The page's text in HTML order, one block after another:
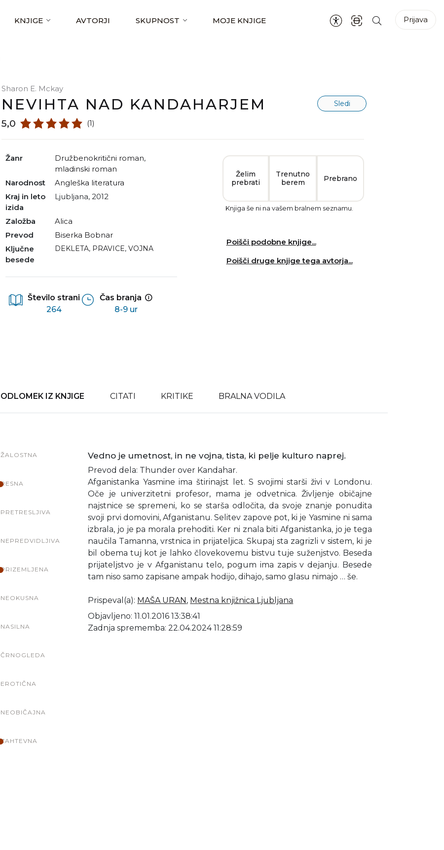
KNJIGE AVTORJI SKUPNOST MOJE KNJIGE Prijava
Sharon E. Mckay
NEVIHTA NAD KANDAHARJEM Sledi
5,0 (1)
Žanr družbenokritični roman,
mladinski roman
Narodnost
angleška literatura
Kraj in leto
izida
Ljubljana, 2012
Založba
Alica
Prevod
Biserka Bobnar
Ključne
besede
DEKLETA, PRAVICE, VOJNA
Število strani
264
Čas branja
8-9 ur
Želim
prebrati
Trenutno
berem
Prebrano
Knjiga še ni na vašem bralnem seznamu.
Poišči podobne knjige...
Poišči druge knjige tega avtorja...
ODLOMEK IZ KNJIGE CITATI KRITIKE BRALNA VODILA
ŽALOSTNA
RESNA
PRETRESLJIVA
NEPREDVIDLJIVA
PRIZEMLJENA
NEOKUSNA
NASILNA
ČRNOGLEDA
EROTIČNA
NEOBIČAJNA
ZAHTEVNA
Vedno je umetnost, in ne vojna, tista, ki pelje kulturo naprej.
Prevod dela: Thunder over Kandahar.
Afganistanka Yasmine ima štirinajst let. S svojimi starši živi v Londonu.
Oče je univerzitetni profesor, mama je odvetnica. Življenje običajne
najstnice se spremeni, ko se starša odločita, da svoje znanje ponudita
svoji prvi domovini, Afganistanu. Selitev zapove pot, ki je Yasmine ni sama
izbrala, jo je pa morala prehoditi. Ker ni znala biti Afganistanka, jo je tega
naučila Tamanna, vrstnica in prijateljica. Skupaj sta zagrizli v sistem, ki je
bil obema tuj kot je lahko človekovemu bistvu tuje suženjstvo. Beseda
prijateljstvo je v Afganistanu telo, pogum ima zapis v dejanju. Besede
tam niso samo zapisane ampak hodijo, dihajo, samo glasu nimajo … še.
Prispeval(a): MAŠA URAN, Mestna knjižnica Ljubljana
Objavljeno: 11.01.2016 13:38:41
Zadnja sprememba: 22.04.2024 11:28:59